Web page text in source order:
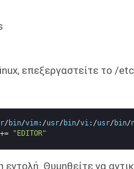
επεξεργαστείτε το /
/ bin/vim: /usr/ bin/vi: /usr/ bin/
+= "EDITOR"
εντολή. Θυμηθείτε να